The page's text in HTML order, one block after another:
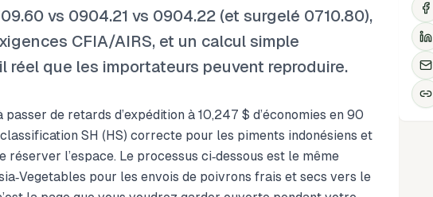
vs 0904.21 vs 0904.22 (et surgelé 0710.80),
CFIA/AIRS, et un calcul simple
réel que les importateurs peuvent reproduire.
de retards d’expédition à 10,247 $ d’économies en 90
SH (HS) correcte pour les piments indonésiens et
l’espace. Le processus ci‑dessous est le même
pour les envois de poivrons frais et secs vers le